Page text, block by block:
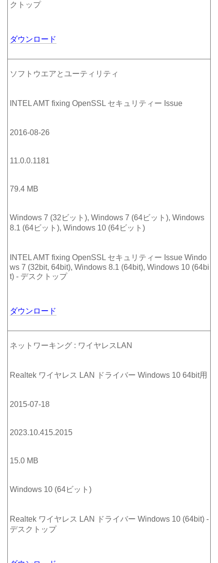
クトップ
ダウンロード
ソフトウエアとユーティリティ
INTEL AMT fixing OpenSSL セキュリティー Issue
2016-08-26
11.0.0.1181
79.4 MB
Windows 7 (32ビット), Windows 7 (64ビット), Windows
8.1 (64ビット), Windows 10 (64ビット)
INTEL AMT fixing OpenSSL セキュリティー Issue Windo
ws 7 (32bit, 64bit), Windows 8.1 (64bit), Windows 10 (64bi
t) - デスクトップ
ダウンロード
ネットワーキング : ワイヤレスLAN
Realtek ワイヤレス LAN ドライバー Windows 10 64bit用
2015-07-18
2023.10.415.2015
15.0 MB
Windows 10 (64ビット)
Realtek ワイヤレス LAN ドライバー Windows 10 (64bit) -
デスクトップ